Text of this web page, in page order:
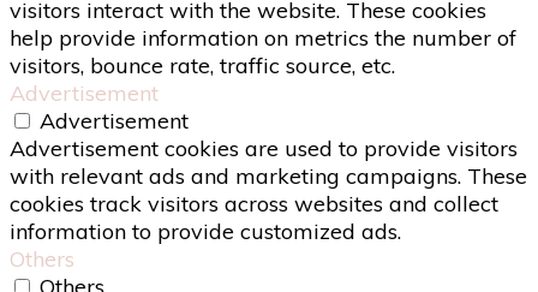
visitors interact with the website. These cookies
help provide information on metrics the number of
visitors, bounce rate, traffic source, etc.
Advertisement
Advertisement
Advertisement cookies are used to provide visitors
with relevant ads and marketing campaigns. These
cookies track visitors across websites and collect
information to provide customized ads.
Others